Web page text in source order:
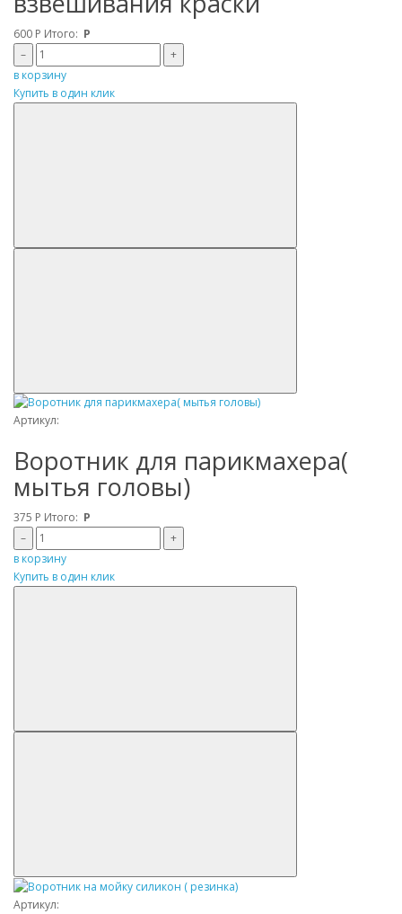
600 Р Итого: Р
–
+
в корзину
Купить в один клик
Артикул:
Воротник для парикмахера(
мытья головы)
375 Р Итого: Р
–
+
в корзину
Купить в один клик
Артикул: